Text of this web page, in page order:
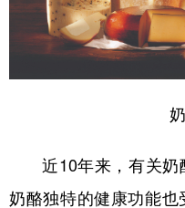
近10年来，有关奶
奶酪独特的健康功能也